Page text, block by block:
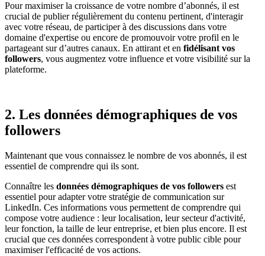
Pour maximiser la croissance de votre nombre d’abonnés, il est
crucial de publier régulièrement du contenu pertinent, d'interagir
avec votre réseau, de participer à des discussions dans votre
domaine d'expertise ou encore de promouvoir votre profil en le
partageant sur d’autres canaux. En attirant et en fidélisant vos
followers, vous augmentez votre influence et votre visibilité sur la
plateforme.
2. Les données démographiques de vos
followers
Maintenant que vous connaissez le nombre de vos abonnés, il est
essentiel de comprendre qui ils sont.
Connaître les données démographiques de vos followers est
essentiel pour adapter votre stratégie de communication sur
LinkedIn. Ces informations vous permettent de comprendre qui
compose votre audience : leur localisation, leur secteur d'activité,
leur fonction, la taille de leur entreprise, et bien plus encore. Il est
crucial que ces données correspondent à votre public cible pour
maximiser l'efficacité de vos actions.